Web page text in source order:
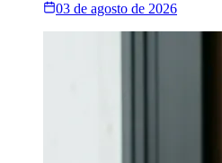
03 de agosto de 2026